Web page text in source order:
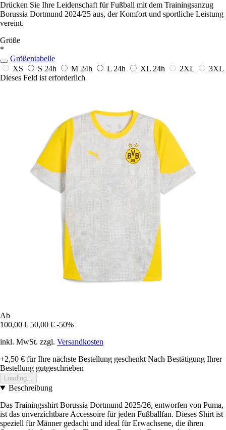
Drücken Sie Ihre Leidenschaft für Fußball mit dem Trainingsanzug
Borussia Dortmund 2024/25 aus, der Komfort und sportliche Leistung
vereint.
Größe
*
Größentabelle
XS
S 24h M 24h L 24h XL 24h 2XL
3XL
Dieses Feld ist erforderlich
Ab
100,00 € 50,00 € -50%
inkl. MwSt. zzgl. Versandkosten
+2,50 € für Ihre nächste Bestellung geschenkt Nach Bestätigung Ihrer
Bestellung gutgeschrieben
Loading...
Beschreibung
Das Trainingsshirt Borussia Dortmund 2025/26, entworfen von Puma,
ist das unverzichtbare Accessoire für jeden Fußballfan. Dieses Shirt ist
speziell für Männer gedacht und ideal für Erwachsene, die ihren